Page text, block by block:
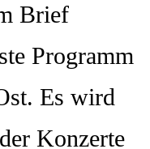
Brief
Programm
Es wird
Konzerte